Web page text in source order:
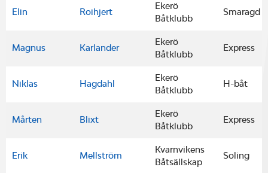
Elin Roihjert
Ekerö
Båtklubb
Smaragd
Magnus Karlander
Ekerö
Båtklubb
Express
Niklas Hagdahl
Ekerö
Båtklubb
H-båt
Mårten Blixt
Ekerö
Båtklubb
Express
Erik Mellström
Kvarnvikens
Båtsällskap
Soling